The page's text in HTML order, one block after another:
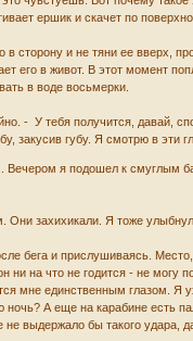
ершик и скачет по
сторону и не тяни ее вверх,
его в живот. В этот момент
в воде восьмерки.
- У тебя получится, давай,
губу. Я смотрю в эти
Вечером я подошел к
Они захихикали. Я тоже
бега и прислушиваясь.
на что не годится - не могу
мне единственным глазом.
А еще на карабине есть
не выдержало бы такого